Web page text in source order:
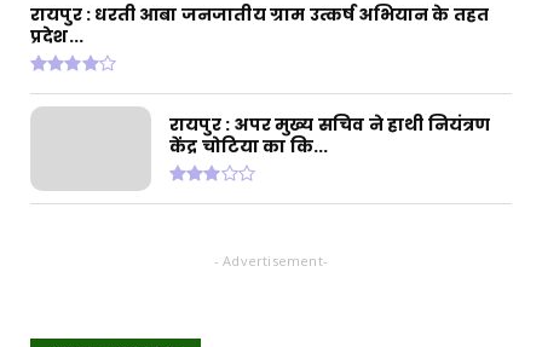
रायपुर : अपर मुख्य सचिव ने हाथी नियंत्रण केंद्र चोटिया
रायपुर : धरती आबा जनजातीय ग्राम उत्कर्ष अभियान के तहत
प्रदेश...
रायपुर : अपर मुख्य सचिव ने हाथी नियंत्रण
केंद्र चोटिया का कि...
- Advertisement-